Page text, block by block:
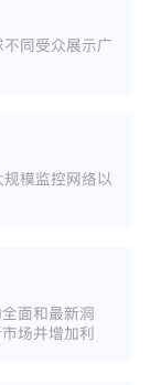
同受众展示广
模监控网络以
面和最新洞
场并增加利